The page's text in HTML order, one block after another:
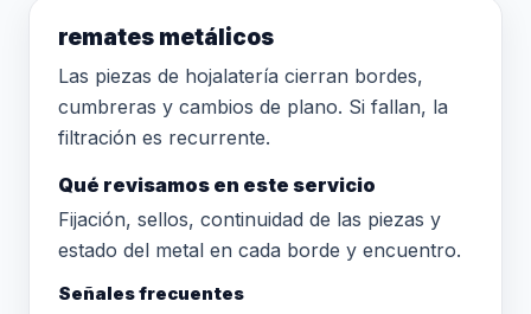
remates metálicos
Las piezas de hojalatería cierran bordes,
cumbreras y cambios de plano. Si fallan, la
filtración es recurrente.
Qué revisamos en este servicio
Fijación, sellos, continuidad de las piezas y
estado del metal en cada borde y encuentro.
Señales frecuentes